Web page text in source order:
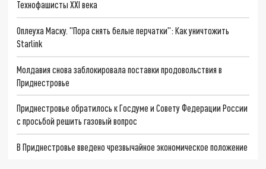
Технофашисты XXI века
Оплеуха Маску. "Пора снять белые перчатки": Как уничтожить
Starlink
Молдавия снова заблокировала поставки продовольствия в
Приднестровье
Приднестровье обратилось к Госдуме и Совету Федерации России
с просьбой решить газовый вопрос
В Приднестровье введено чрезвычайное экономическое положение